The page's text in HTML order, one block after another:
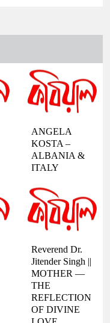
ANGELA
KOSTA –
ALBANIA &
ITALY
Reverend Dr.
Jitender Singh ||
MOTHER —
THE
REFLECTION
OF DIVINE